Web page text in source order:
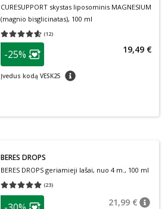
CURESUPPORT skystas liposominis MAGNESIUM
(magnio bisglicinatas), 100 ml
(12)
Vidutinis įvertinimas 4.58
patarimas
Lojalumo klubo narių nuolaida
-25%
Įvedus kodą VESK25 patarimas
19,49 €
BERES DROPS
BERES DROPS geriamieji lašai, nuo 4 m., 100 ml
(23)
Vidutinis įvertinimas 5.00
patarimas 21,99 €